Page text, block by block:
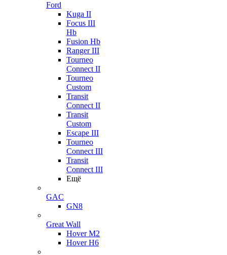
Ford
Kuga II
Focus III
Hb
Fusion Hb
Ranger III
Tourneo
Connect II
Tourneo
Custom
Transit
Connect II
Transit
Custom
Escape III
Tourneo
Connect III
Transit
Connect III
Ещё
GAC
GN8
Great Wall
Hover M2
Hover H6